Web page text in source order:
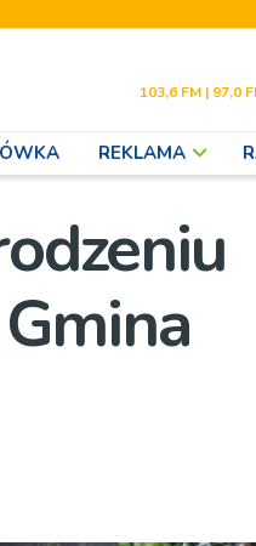
103,6 FM | 97,0
REKLAMA